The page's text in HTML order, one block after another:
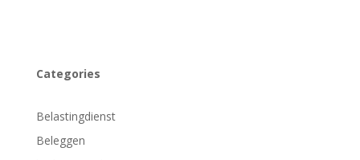
Categories
Belastingdienst
Beleggen